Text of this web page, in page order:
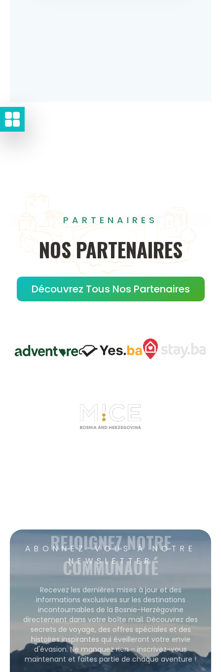
PARTENAIRES
NOS PARTENAIRES
Découvrez Tous Nos Partenaires
ABONNEZ-VOUS À NOTRE
NEWSLETTER
REJOIGNEZ NOTRE
COMMUNAUTÉ
Recevez les dernières mises à jour et des
informations exclusives sur les destinations
incontournables de la Bosnie-Herzégovine
directement dans votre boîte mail. Découvrez des
secrets de voyage, des offres spéciales et des
histoires inspirantes qui éveilleront votre envie
d'évasion. Ne manquez rien – inscrivez-vous
maintenant et faites partie de chaque aventure !